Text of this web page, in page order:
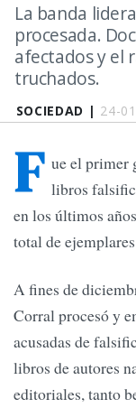
SOCIEDAD | 24-
La banda
procesada.
afectados y el
truchados.
F ue el primer
libros
en los últimos
total de
A fines de
Corral procesó y
acusadas de
libros de autores
editoriales, tanto